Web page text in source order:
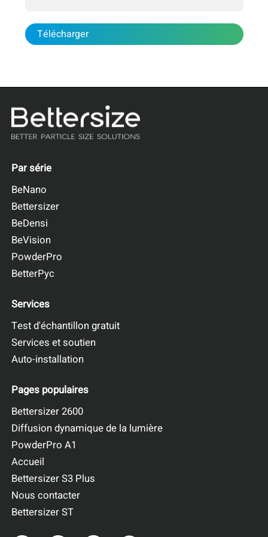
Télécharger
Par série
BeNano
Bettersizer
BeDensi
BeVision
PowderPro
BetterPyc
Services
Test d'échantillon gratuit
Services et soutien
Auto-installation
Pages populaires
Bettersizer 2600
Diffusion dynamique de la lumière
PowderPro A1
Accueil
Bettersizer S3 Plus
Nous contacter
Bettersizer ST